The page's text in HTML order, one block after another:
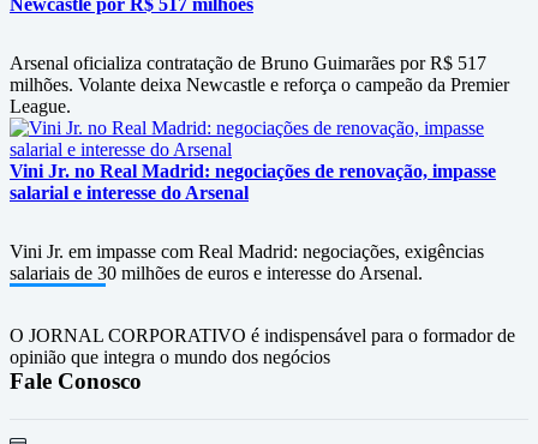
Newcastle por R$ 517 milhões
Arsenal oficializa contratação de Bruno Guimarães por R$ 517
milhões. Volante deixa Newcastle e reforça o campeão da Premier
League.
Vini Jr. no Real Madrid: negociações de renovação, impasse
salarial e interesse do Arsenal
Vini Jr. em impasse com Real Madrid: negociações, exigências
salariais de 30 milhões de euros e interesse do Arsenal.
O JORNAL CORPORATIVO é indispensável para o formador de
opinião que integra o mundo dos negócios
Fale Conosco